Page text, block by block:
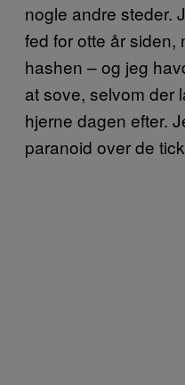
nogle andre steder.
fed for otte år siden,
hashen – og jeg
at sove, selvom der
hjerne dagen efter.
paranoid over de